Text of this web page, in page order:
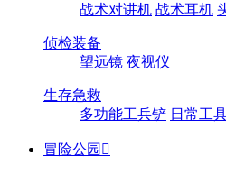
战术对讲机 战术耳机
侦检装备
望远镜 夜视仪
生存急救
多功能工兵铲 日常工
冒险公园 